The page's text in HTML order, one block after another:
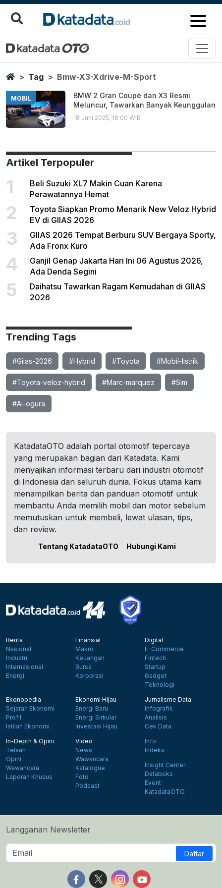
Bmw X3 Xdrive M Sport
Berita Terbaru
HomeTag Bmw-X3-Xdrive-M-Sport
MOBIL
BMW 2 Gran Coupe dan X3 Resmi
Meluncur, Tawarkan Banyak Keunggulan
18 Juni 2025, 18:00 WIB
Artikel Terpopuler
1
Beli Suzuki XL7 Makin Cuan Karena
Perawatannya Hemat
2
Toyota Siapkan Promo Menarik New Veloz Hybrid
EV di GIIAS 2026
3
GIIAS 2026 Tempat Berburu SUV Bergaya Sporty,
Ada Fronx Kuro
4
Ganjil Genap Jakarta Hari Ini 06 Agustus 2026,
Ada Denda Segini
5
Daihatsu Tawarkan Ragam Kemudahan di GIIAS
2026
Trending Tags
#Giias-2026 #Hybrid #Toyota #Mobil-listrik
#Toyota-veloz-hybrid #Marc-marquez #Sim
#Ai-ogura
KatadataOTO adalah portal otomotif tepercaya
yang merupakan bagian dari Katadata. Kami
menyajikan informasi terbaru dari industri otomotif
di Indonesia dan seluruh dunia. Fokus utama kami
menampilkan berita dan panduan otomotif untuk
membantu Anda memilih mobil dan motor sebelum
memutuskan untuk membeli, lewat ulasan, tips,
dan review.
Tentang KatadataOTO Hubungi Kami
Berita
Nasional
Industri
Internasional
Energi
Finansial
Makro
Keuangan
Bursa
Korporasi
Digital
E-Commerce
Fintech
Startup
Gadget
Teknologi
Ekonopedia
Sejarah Ekonomi
Profil
Istilah Ekonomi
Ekonomi Hijau
Energi Baru
Energi Sirkular
Investasi Hijau
Jurnalisme Data
Infografik
Analisis
Cek Data
In-Depth & Opini
Telaah
Opini
Wawancara
Laporan Khusus
Video
News
Wawancara
Katalogue
Foto
Podcast
Info
Indeks
Insight Center
Databoks
Event
KatadataOTO
Langganan Newsletter
Daftar
Follow us on Facebook
Follow us on X
Follow us on Instagram
Follow us on